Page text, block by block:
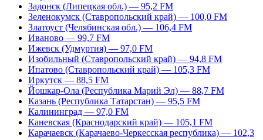
Задонск (Липецкая обл.) — 95,2 FM
Зеленокумск (Ставропольский край) — 100,0 FM
Златоуст (Челябинская обл.) — 106,4 FM
Иваново — 99,7 FM
Ижевск (Удмуртия) — 97,0 FM
Изобильный (Ставропольский край) — 94,8 FM
Ипатово (Ставропольский край) — 105,3 FM
Иркутск — 88,5 FM
Йошкар-Ола (Республика Марий Эл) — 88,7 FM
Казань (Республика Татарстан) — 95,5 FM
Калининград — 97,0 FM
Каневская (Краснодарский край) — 105,1 FM
Карачаевск (Карачаево-Черкесская республика) — 102,3